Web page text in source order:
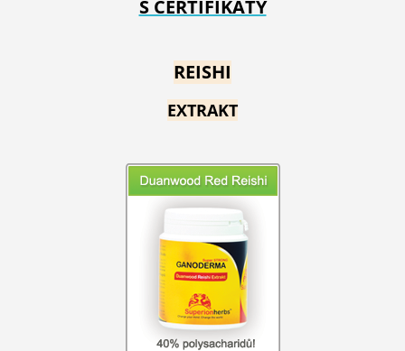
S CERTIFIKÁTY
REISHI
EXTRAKT